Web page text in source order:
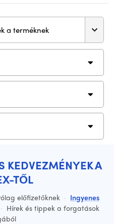
a terméknek
KEDVEZMÉNYEK A
TŐL
előfizetőknek · Ingyenes
· Hírek és tippek a forgatások